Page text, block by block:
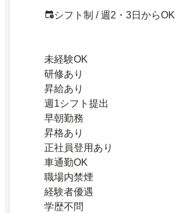
シフト制 / 週2・3日からOK
未経験OK
研修あり
昇給あり
週1シフト提出
早朝勤務
昇格あり
正社員登用あり
車通勤OK
職場内禁煙
経験者優遇
学歴不問